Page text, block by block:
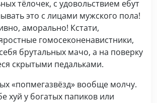
тёлочек, с удовольствием ебут
это с лицами мужского пола!
аморально! Кстати,
гомосеконенавистники,
брутальных мачо, а на поверку
скрытыми педальками.
«попмегазвёзд» вообще молчу.
хуй у богатых папиков или